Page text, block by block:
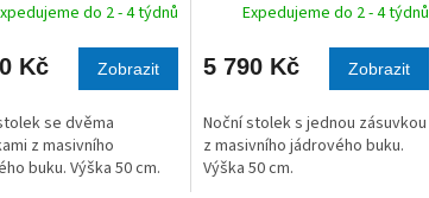
A
do 2 - 4 týdnů
Kč Zobrazit
se dvěma
z masivního
buku. Výška 50 cm.
A
Expedujeme do 2 - 4 týdnů
5 790 Kč Zobrazit
Noční stolek s jednou zásuvkou
z masivního jádrového buku.
Výška 50 cm.